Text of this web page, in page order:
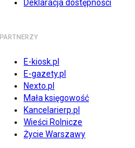
Deklaracja dostępności
PARTNERZY
E-kiosk.pl
E-gazety.pl
Nexto.pl
Mała księgowość
Kancelarierp.pl
Wieści Rolnicze
Życie Warszawy